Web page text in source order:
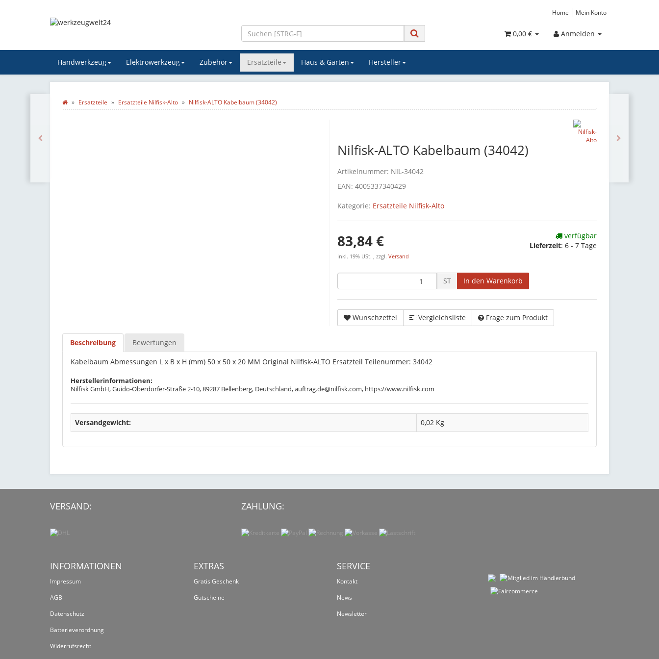
Home Mein Konto
Anmelden
0,00 €
Handwerkzeug Elektrowerkzeug Zubehör Ersatzteile Haus & Garten Hersteller
Ersatzteile Ersatzteile Nilfisk-Alto Nilfisk-ALTO Kabelbaum (34042)
Nilfisk-ALTO Kabelbaum (34042)
Artikelnummer: NIL-34042
EAN: 4005337340429
Kategorie: Ersatzteile Nilfisk-Alto
83,84 €
inkl. 19% USt. , zzgl. Versand
verfügbar
Lieferzeit: 6 - 7 Tage
ST In den Warenkorb
Wunschzettel Vergleichsliste Frage zum Produkt
Beschreibung Bewertungen
Kabelbaum Abmessungen L x B x H (mm) 50 x 50 x 20 MM Original Nilfisk-ALTO Ersatzteil Teilenummer: 34042
Herstellerinformationen:
Nilfisk GmbH, Guido-Oberdorfer-Straße 2-10, 89287 Bellenberg, Deutschland, auftrag.de@nilfisk.com, https://www.nilfisk.com
Versandgewicht: 0,02 Kg
VERSAND: ZAHLUNG:
INFORMATIONEN
Impressum
AGB
Datenschutz
Batterieverordnung
Widerrufsrecht
EXTRAS
Gratis Geschenk
Gutscheine
SERVICE
Kontakt
News
Newsletter